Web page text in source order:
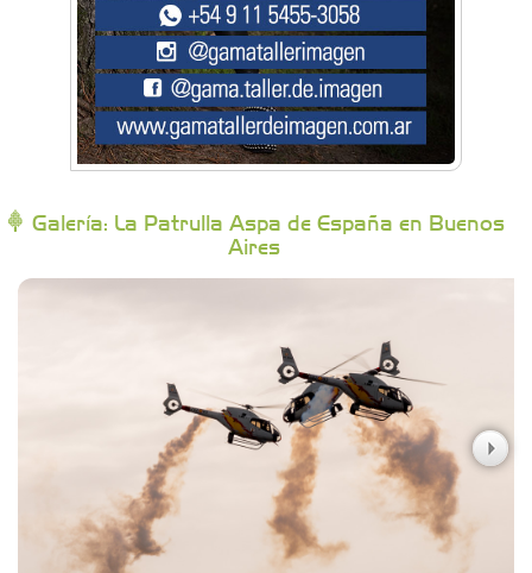
Brisé Estudio de Danzas
Buenos Aires Equipar
Campoy Federik - Productores Asesores de
Seguros
Carniceria y granja El Viejo Peña
Casa Berta
Clima Castelar
Galería: La Patrulla Aspa de España en Buenos
Aires